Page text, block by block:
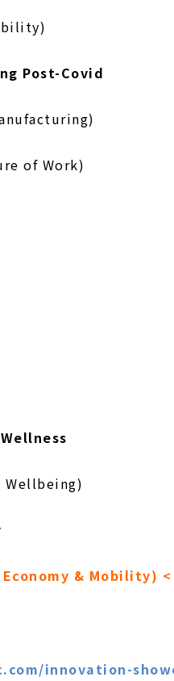
Post-Covid
of Work)
Wellbeing)
& Mobility)
innovation-